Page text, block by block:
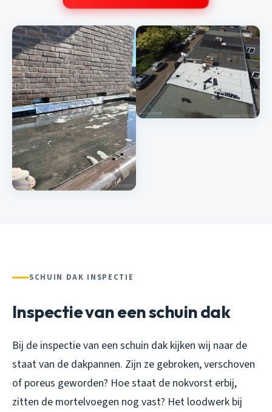
SCHUIN DAK INSPECTIE
Inspectie van een schuin dak
Bij de inspectie van een schuin dak kijken wij naar de
staat van de dakpannen. Zijn ze gebroken, verschoven
of poreus geworden? Hoe staat de nokvorst erbij,
zitten de mortelvoegen nog vast? Het loodwerk bij